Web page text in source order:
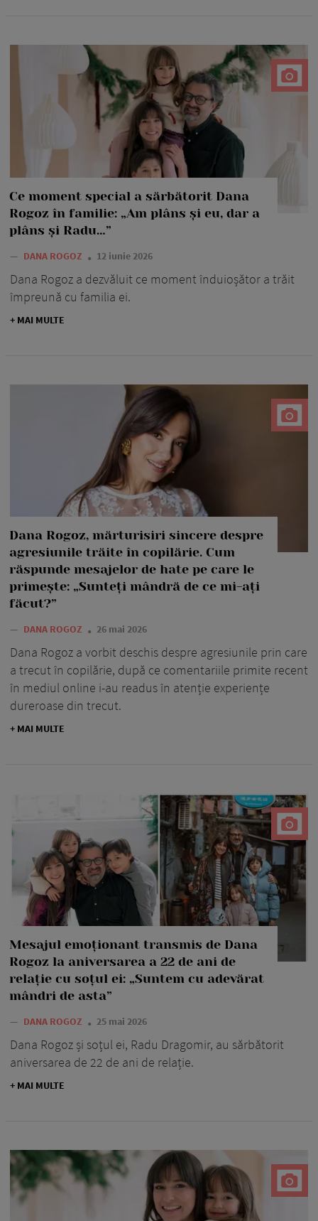
Ce moment special a sărbătorit Dana
Rogoz în familie: „Am plâns și eu, dar a
plâns și Radu…”
— DANA ROGOZ 12 iunie 2026
Dana Rogoz a dezvăluit ce moment înduioșător a trăit
împreună cu familia ei.
+ MAI MULTE
Dana Rogoz, mărturisiri sincere despre
agresiunile trăite în copilărie. Cum
răspunde mesajelor de hate pe care le
primește: „Sunteți mândră de ce mi-ați
făcut?”
— DANA ROGOZ 26 mai 2026
Dana Rogoz a vorbit deschis despre agresiunile prin care
a trecut în copilărie, după ce comentariile primite recent
în mediul online i-au readus în atenție experiențe
dureroase din trecut.
+ MAI MULTE
Mesajul emoționant transmis de Dana
Rogoz la aniversarea a 22 de ani de
relație cu soțul ei: „Suntem cu adevărat
mândri de asta”
— DANA ROGOZ 25 mai 2026
Dana Rogoz și soțul ei, Radu Dragomir, au sărbătorit
aniversarea de 22 de ani de relație.
+ MAI MULTE